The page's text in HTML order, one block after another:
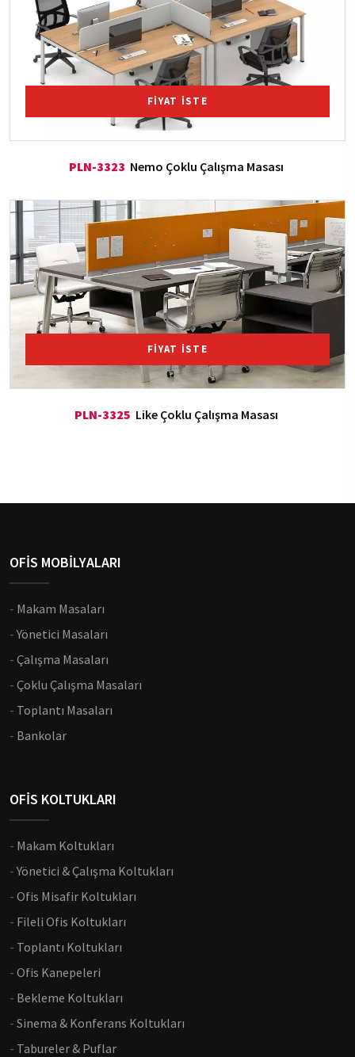
FİYAT İSTE
PLN-3323 Nemo Çoklu Çalışma Masası
FİYAT İSTE
PLN-3325 Like Çoklu Çalışma Masası
OFİS MOBİLYALARI
- Makam Masaları
-Yönetici Masaları
- Çalışma Masaları
- Çoklu Çalışma Masaları
- Toplantı Masaları
- Bankolar
OFİS KOLTUKLARI
- Makam Koltukları
-Yönetici & Çalışma Koltukları
- Ofis Misafir Koltukları
- Fileli Ofis Koltukları
- Toplantı Koltukları
- Ofis Kanepeleri
- Bekleme Koltukları
- Sinema & Konferans Koltukları
- Tabureler & Puflar